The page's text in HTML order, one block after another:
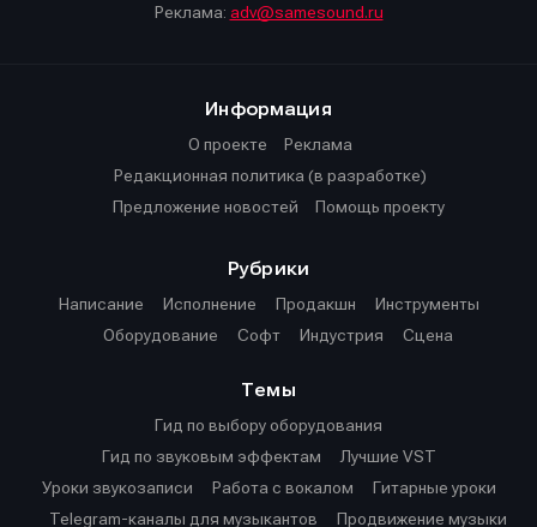
Реклама: adv@samesound.ru
Информация
О проекте
Реклама
Редакционная политика (в разработке)
Предложение новостей
Помощь проекту
Рубрики
Написание
Исполнение Продакшн
Инструменты
Оборудование
Софт Индустрия Сцена
Темы
Гид по выбору оборудования
Гид по звуковым эффектам
Лучшие VST
Уроки звукозаписи
Работа с вокалом
Гитарные уроки
Telegram-каналы для музыкантов
Продвижение музыки